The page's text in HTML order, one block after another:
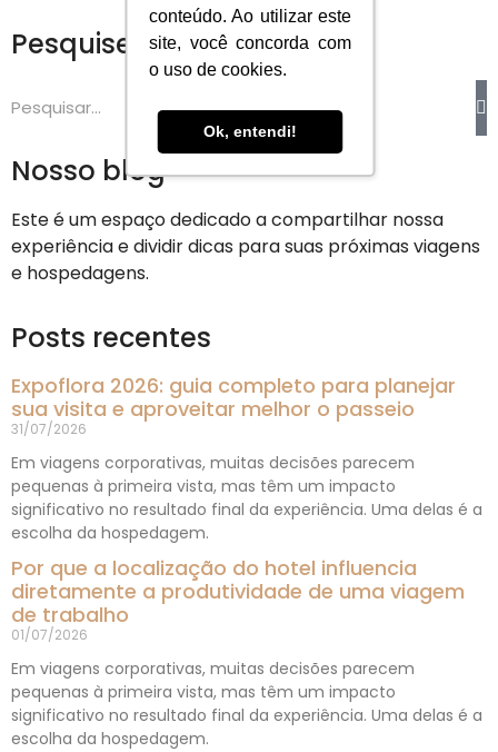
conteúdo. Ao utilizar este
site, você concorda com
o uso de cookies.
Ok, entendi!
Pesquise na página
Nosso blog
Este é um espaço dedicado a compartilhar nossa
experiência e dividir dicas para suas próximas viagens
e hospedagens.
Posts recentes
Expoflora 2026: guia completo para planejar
sua visita e aproveitar melhor o passeio
31/07/2026
Em viagens corporativas, muitas decisões parecem
pequenas à primeira vista, mas têm um impacto
significativo no resultado final da experiência. Uma delas é a
escolha da hospedagem.
Por que a localização do hotel influencia
diretamente a produtividade de uma viagem
de trabalho
01/07/2026
Em viagens corporativas, muitas decisões parecem
pequenas à primeira vista, mas têm um impacto
significativo no resultado final da experiência. Uma delas é a
escolha da hospedagem.